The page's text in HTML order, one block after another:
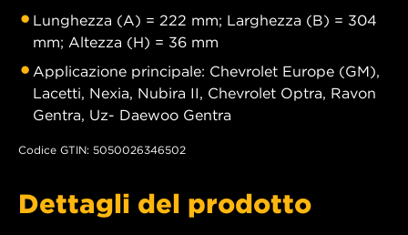
Lunghezza (A) = 222 mm; Larghezza (B) = 304
mm; Altezza (H) = 36 mm
Applicazione principale: Chevrolet Europe (GM),
Lacetti, Nexia, Nubira II, Chevrolet Optra, Ravon
Gentra, Uz- Daewoo Gentra
Codice GTIN: 5050026346502
Dettagli del prodotto